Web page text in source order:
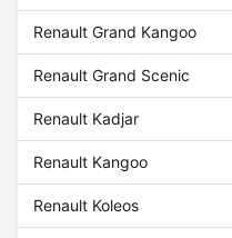
Renault Grand Kangoo
Renault Grand Scenic
Renault Kadjar
Renault Kangoo
Renault Koleos